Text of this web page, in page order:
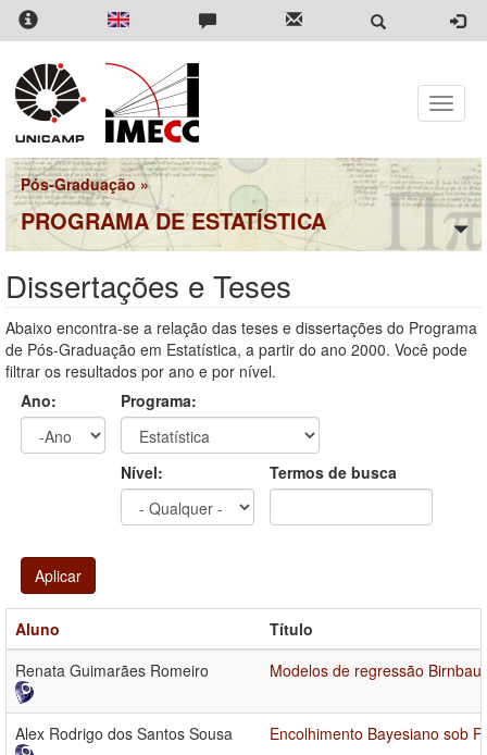
Pular
para
conteúdo
principal
Toggle
Pós-Graduação »
PROGRAMA DE ESTATÍSTICA
Dissertações e Teses
Abaixo encontra-se a relação das teses e dissertações do Programa
de Pós-Graduação em Estatística, a partir do ano 2000. Você pode
filtrar os resultados por ano e por nível.
Ano:
Programa:
Nível: Termos de busca
Aplicar
Aluno
Título
Renata Guimarães Romeiro
Modelos de regressão
Alex Rodrigo dos Santos Sousa Encolhimento Bayesiano sob